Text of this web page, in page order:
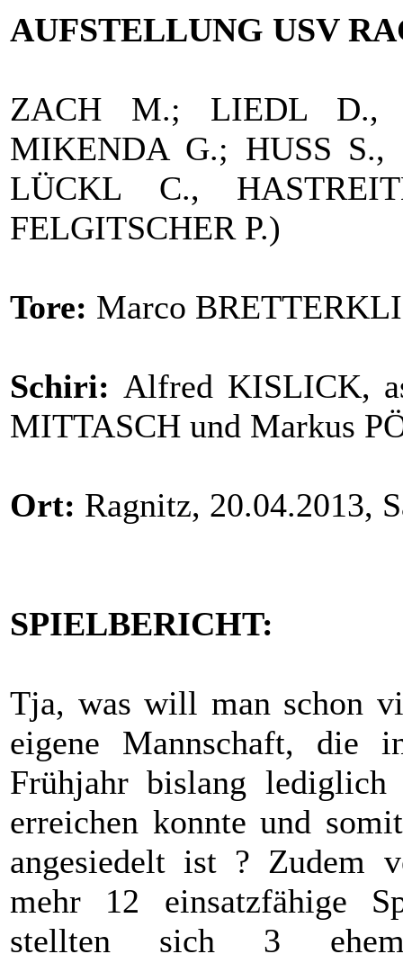
AUFSTELLUNG USV
ZACH M.; LIEDL D.,
MIKENDA G.; HUSS
LÜCKL C.,
FELGITSCHER P.)
Tore: Marco
Schiri: Alfred KISLICK,
MITTASCH und Markus
Ort: Ragnitz, 20.04.2013,
SPIELBERICHT:
Tja, was will man schon
eigene Mannschaft, die
Frühjahr bislang
erreichen konnte und
angesiedelt ist ? Zudem
mehr 12 einsatzfähige
stellten sich 3